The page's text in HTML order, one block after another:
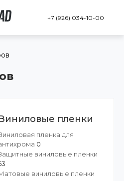
+7 (926) 034-10-00
пленки
пленка для
0
виниловые пленки
виниловые пленки